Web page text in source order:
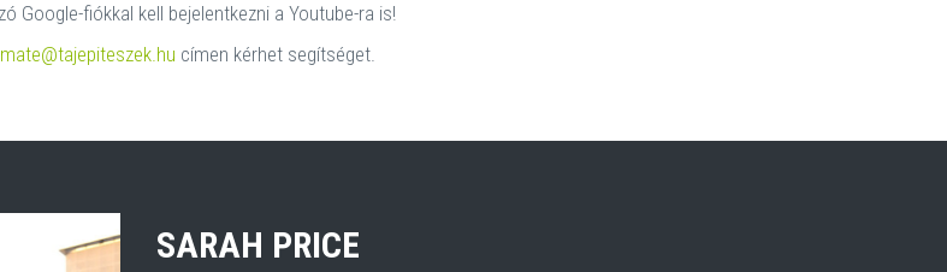
Google-fiókkal kell bejelentkezni a Youtube-ra is!
címen kérhet segítséget.
SARAH PRICE